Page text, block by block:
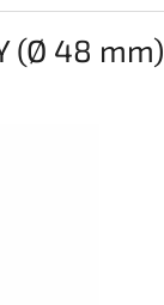
(Ø 48 mm)